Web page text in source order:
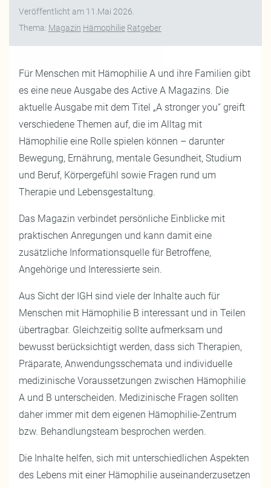
Veröffentlicht am 11.Mai 2026
Thema: Magazin Hämophilie Ratgeber
Für Menschen mit Hämophilie A und ihre Familien gibt
es eine neue Ausgabe des Active A Magazins. Die
aktuelle Ausgabe mit dem Titel „A stronger you“ greift
verschiedene Themen auf, die im Alltag mit
Hämophilie eine Rolle spielen können – darunter
Bewegung, Ernährung, mentale Gesundheit, Studium
und Beruf, Körpergefühl sowie Fragen rund um
Therapie und Lebensgestaltung.
Das Magazin verbindet persönliche Einblicke mit
praktischen Anregungen und kann damit eine
zusätzliche Informationsquelle für Betroffene,
Angehörige und Interessierte sein.
Aus Sicht der IGH sind viele der Inhalte auch für
Menschen mit Hämophilie B interessant und in Teilen
übertragbar. Gleichzeitig sollte aufmerksam und
bewusst berücksichtigt werden, dass sich Therapien,
Präparate, Anwendungsschemata und individuelle
medizinische Voraussetzungen zwischen Hämophilie
A und B unterscheiden. Medizinische Fragen sollten
daher immer mit dem eigenen Hämophilie-Zentrum
bzw. Behandlungsteam besprochen werden.
Die Inhalte helfen, sich mit unterschiedlichen Aspekten
des Lebens mit einer Hämophilie auseinanderzusetzen